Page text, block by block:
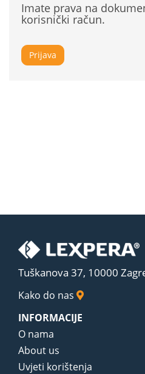
Imate prava na
korisnički račun.
Prijava
Tuškanova 37, 10000
Kako do nas
INFORMACIJE
O nama
About us
Uvjeti korištenja